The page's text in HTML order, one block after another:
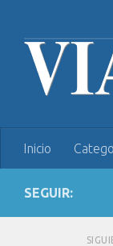
Inicio
SEGUIR: